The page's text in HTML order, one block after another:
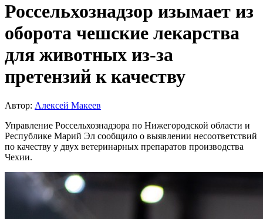
Россельхознадзор изымает из
оборота чешские лекарства
для животных из-за
претензий к качеству
Автор: Алексей Макеев
Управление Россельхознадзора по Нижегородской области и
Республике Марий Эл сообщило о выявлении несоответствий
по качеству у двух ветеринарных препаратов производства
Чехии.